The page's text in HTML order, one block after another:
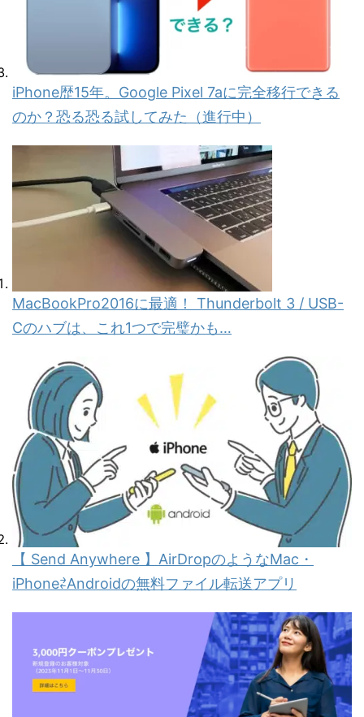
iPhone歴15年。Google Pixel 7aに完全移行できる
のか？恐る恐る試してみた（進行中）
MacBookPro2016に最適！ Thunderbolt 3 / USB-
Cのハブは、これ1つで完璧かも…
【 Send Anywhere 】AirDropのようなMac・
iPhone⇄Androidの無料ファイル転送アプリ